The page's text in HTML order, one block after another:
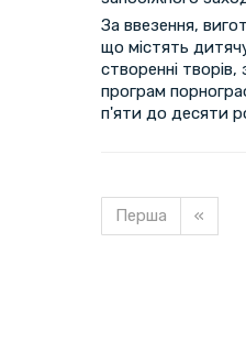
За ввезення,
що містять
створенні
програм
п'яти до десяти
Перша «